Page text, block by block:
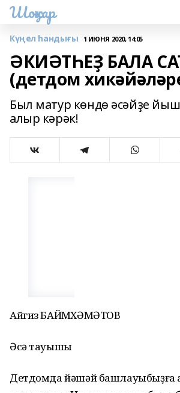
Шоңҡар
Күңел һандығы 1 ИЮНЯ 2020, 14:05
ӘКИӘТҺЕҘ БАЛА
(детдом
Был матур көндө әсәйҙе
алыр кәрәк!
Айгиз БАЙМӨХӘМӘТОВ
Әсә тауышы
Детдомда йәшәй башлауыбыҙға